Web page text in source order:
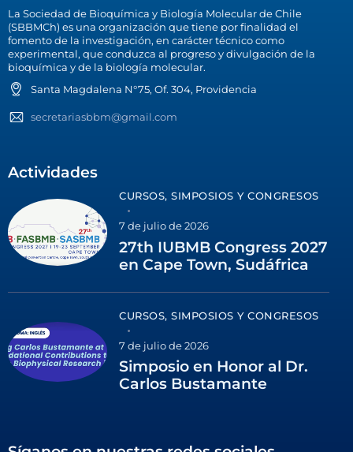
La Sociedad de Bioquímica y Biología Molecular de Chile
(SBBMCh) es una organización que tiene por finalidad el
fomento de la investigación, en carácter técnico como
experimental, que conduzca al progreso y divulgación de la
bioquímica y de la biología molecular.
Santa Magdalena N°75, Of. 304, Providencia
secretariasbbm@gmail.com
Actividades
CURSOS, SIMPOSIOS Y CONGRESOS
7 de julio de 2026
27th IUBMB Congress 2027
en Cape Town, Sudáfrica
CURSOS, SIMPOSIOS Y CONGRESOS
7 de julio de 2026
Simposio en Honor al Dr.
Carlos Bustamante